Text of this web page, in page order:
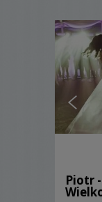
Piotr